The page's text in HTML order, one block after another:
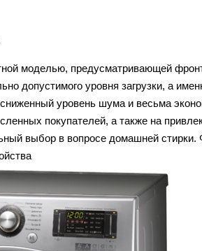
моделью, предусматривающей
допустимого уровня загрузки, а
уровень шума и весьма
покупателей, а также на
выбор в вопросе домашней стирки.